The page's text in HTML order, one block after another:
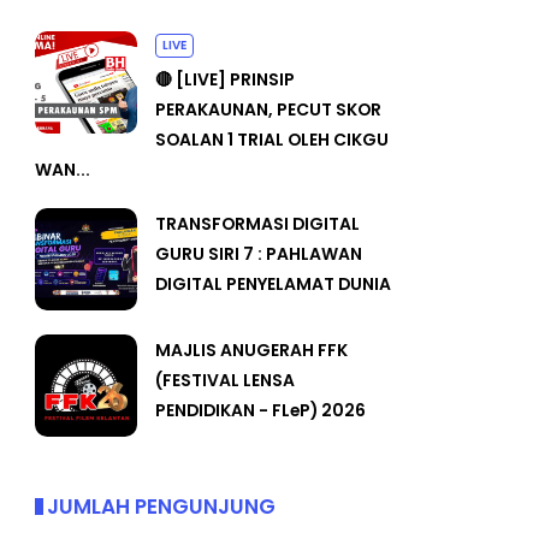
LIVE
🔴 [LIVE] PRINSIP
PERAKAUNAN, PECUT SKOR
SOALAN 1 TRIAL OLEH CIKGU
WAN...
TRANSFORMASI DIGITAL
GURU SIRI 7 : PAHLAWAN
DIGITAL PENYELAMAT DUNIA
MAJLIS ANUGERAH FFK
(FESTIVAL LENSA
PENDIDIKAN - FLeP) 2026
JUMLAH PENGUNJUNG